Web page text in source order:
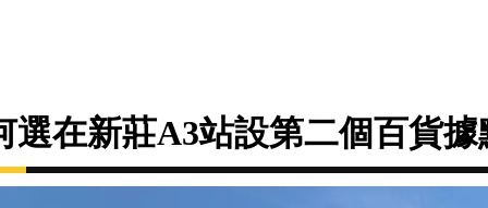
選在新莊A3站設第二個百貨據